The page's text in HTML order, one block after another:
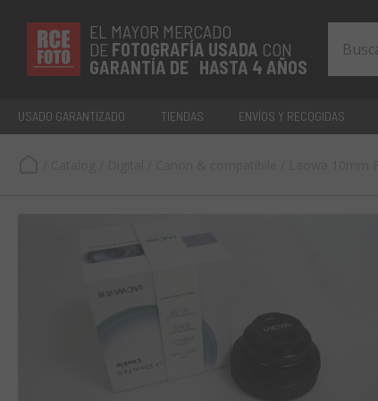
EL MAYOR MERCADO
DE FOTOGRAFÍA USADA CON
GARANTÍA DE HASTA 4 AÑOS
USADO GARANTIZADO TIENDAS ENVÍOS Y RECOGIDAS